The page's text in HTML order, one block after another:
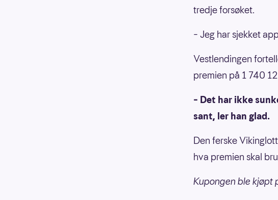
tredje forsøket.
– Jeg har sjekket
Vestlendingen
premien på 1 740
– Det har ikke
sant, ler han glad.
Den ferske
hva premien skal
Kupongen ble kjøpt